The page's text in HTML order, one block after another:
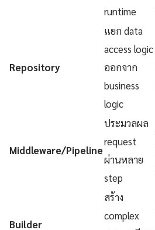
runtime
Repository
แยก data
access logic
ออกจาก
business
logic
Middleware/Pipeline
ประมวลผล
request
ผ่านหลาย
step
Builder
สร้าง
complex